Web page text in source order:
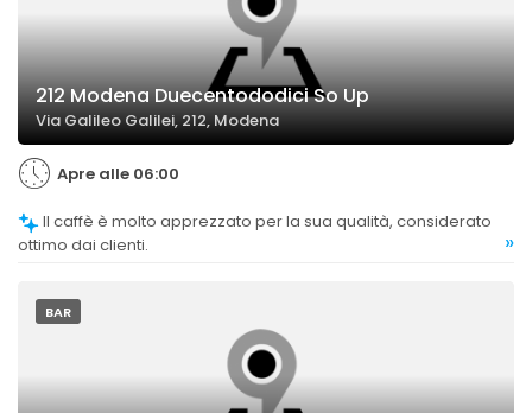
212 Modena Duecentododici So Up
Via Galileo Galilei, 212, Modena
Apre alle 06:00
ottimo dai clienti.
»
BAR